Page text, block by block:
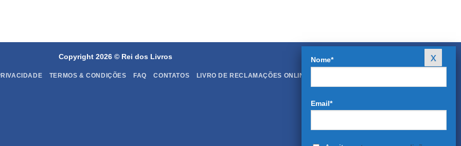
Copyright 2026 © Rei dos Livros
TERMOS & CONDIÇÕES FAQ CONTATOS LIVRO DE RECLAMAÇÕES ONLINE
Nome*
Email*